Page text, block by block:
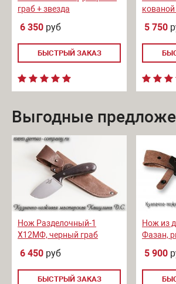
граб + звезда
6 350 руб
БЫСТРЫЙ ЗАКАЗ
кованой
5 750
Выгодные
Нож Разделочный-1
Х12МФ, черный граб
6 450 руб
БЫСТРЫЙ ЗАКАЗ
Нож из
Фазан,
5 900